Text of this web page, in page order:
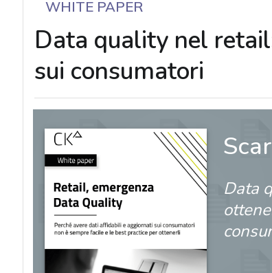
WHITE PAPER
Data quality nel
sui consumatori
Data